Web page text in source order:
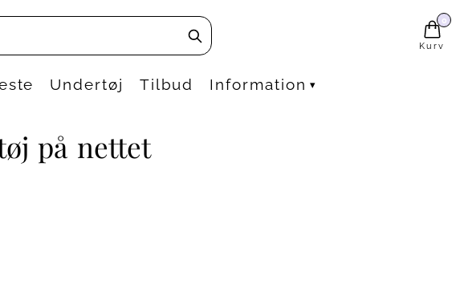
Kurv
0
Undertøj Tilbud Information ▾
på nettet